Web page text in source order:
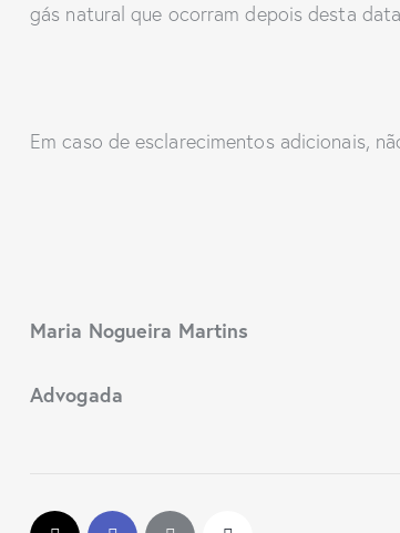
gás natural que ocorram depois desta
Em caso de esclarecimentos adicionais,
Maria Nogueira Martins
Advogada